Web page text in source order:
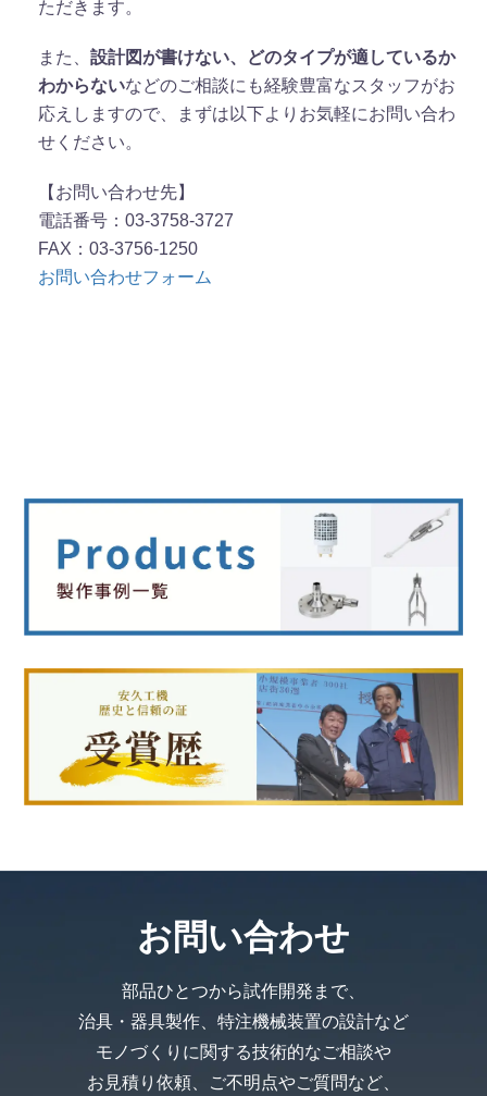
ただきます。
また、 設計図が書けない、どのタイプが適しているか
わからないなどのご相談にも経験豊富なスタッフがお
応えしますので、まずは以下よりお気軽にお問い合わ
せください。
【お問い合わせ先】
電話番号：03-3758-3727
FAX：03-3756-1250
お問い合わせフォーム
お問い合わせ
部品ひとつから試作開発まで、
治具・器具製作、特注機械装置の設計など
モノづくりに関する技術的なご相談や
お見積り依頼、ご不明点やご質問など、